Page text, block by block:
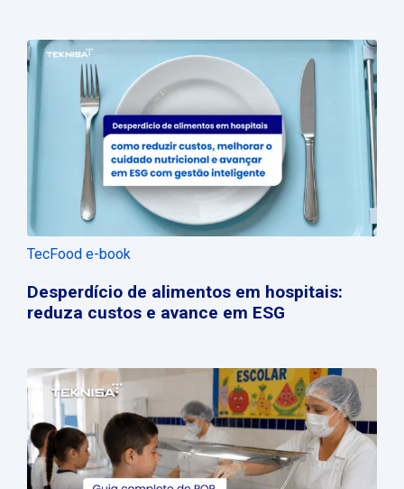
TecFood e-book
Desperdício de alimentos em hospitais:
reduza custos e avance em ESG